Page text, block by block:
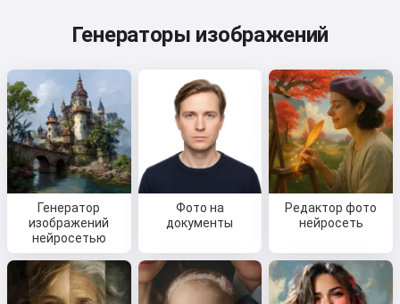
Генераторы изображений
Генератор
изображений
нейросетью
Фото на
документы
Редактор фото
нейросеть